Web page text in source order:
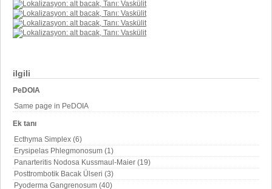
ilgili
PeDOIA
Same page in PeDOIA
Ek tanı
Ecthyma Simplex (6)
Erysipelas Phlegmonosum (1)
Panarteritis Nodosa Kussmaul-Maier (19)
Posttrombotik Bacak Ülseri (3)
Pyoderma Gangrenosum (40)